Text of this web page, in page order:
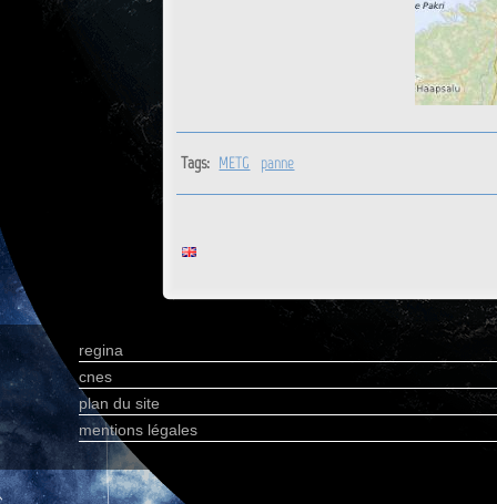
Tags: METG panne
regina
cnes
plan du site
mentions légales